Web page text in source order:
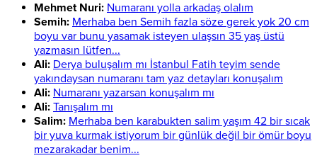
Mehmet Nuri: Numaranı yolla arkadaş olalım
Semih: Merhaba ben Semih fazla söze gerek yok 20 cm
boyu var bunu yasamak isteyen ulaşsın 35 yaş üstü
yazmasın lütfen...
Ali: Derya buluşalım mı İstanbul Fatih teyim sende
yakındaysan numaranı tam yaz detayları konuşalım
Ali: Numaranı yazarsan konuşalım mı
Ali: Tanışalım mı
Salim: Merhaba ben karabukten salim yaşım 42 bir sıcak
bir yuva kurmak istiyorum bir günlük değil bir ömür boyu
mezarakadar benim...